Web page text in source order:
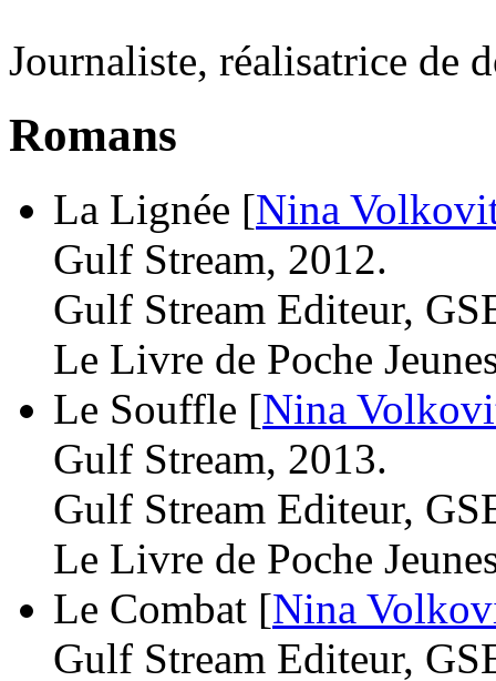
Journaliste, réalisatrice de
Romans
La Lignée [Nina
Gulf Stream, 2012.
Gulf Stream Editeur,
Le Livre de Poche
Le Souffle [Nina
Gulf Stream, 2013.
Gulf Stream Editeur,
Le Livre de Poche
Le Combat [Nina
Gulf Stream Editeur,